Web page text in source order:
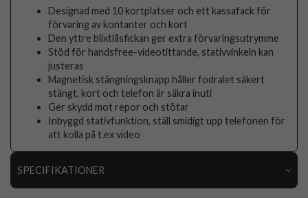
Designad med 10 kortplatser och ett kassafack för
förvaring av kontanter och kort
Den yttre blixtlåsfickan ger extra förvaringsutrymme
Stöd för handsfree-videotittande, stativvinkeln kan
justeras
Magnetisk stängningsknapp håller fodralet säkert
stängt, kort och telefon är säkra inuti
Ger skydd mot repor och stötar
Inbyggd stativfunktion, ställ smidigt upp telefonen för
att kolla på t.ex video
SPECIFIKATIONER